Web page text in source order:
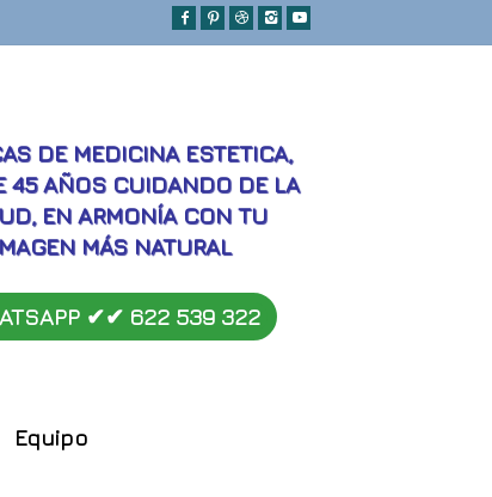
DE MEDICINA ESTETICA,
45 AÑOS CUIDANDO DE LA
EN ARMONÍA CON TU
MÁS NATURAL
WHATSAPP ✔︎✔︎ 622 539 322
Equipo